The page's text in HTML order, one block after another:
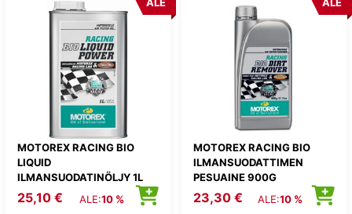
MOTOREX RACING BIO
LIQUID
ILMANSUODATINÖLJY 1L
ALE
25,10 € ALE:10 %
MOTOREX RACING BIO
ILMANSUODATTIMEN
PESUAINE 900G
ALE
23,30 € ALE:10 %